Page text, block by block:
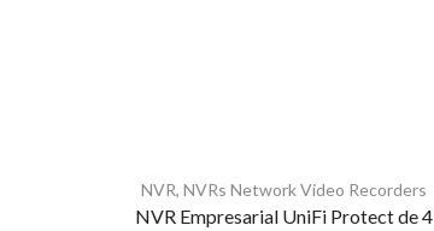
NVR, NVRs Network Video Recorders
NVR Empresarial UniFi Protect de 4